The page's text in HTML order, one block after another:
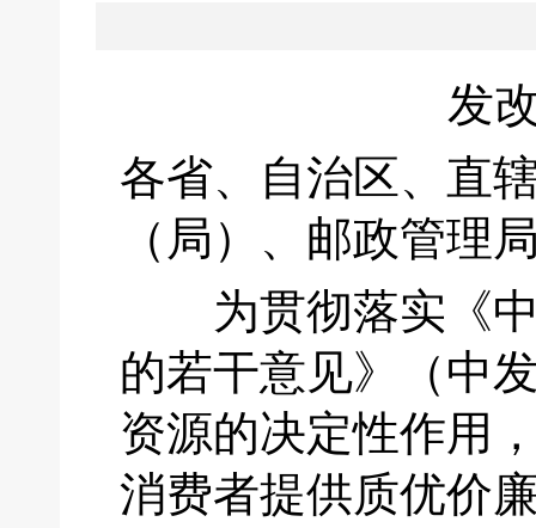
发
各省、自治区、直
（局）、邮政管理
为贯彻落实《中
的若干意见》（中
资源的决定性作用
消费者提供质优价